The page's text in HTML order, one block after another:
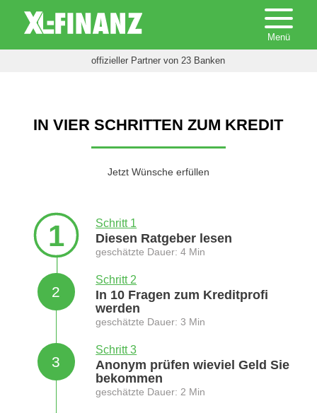
offizieller Partner von 23 Banken
IN VIER SCHRITTEN ZUM KREDIT
Jetzt Wünsche erfüllen
1 Schritt 1
Diesen Ratgeber lesen
geschätzte Dauer: 4 Min
2
Schritt 2
In 10 Fragen zum Kreditprofi
werden
geschätzte Dauer: 3 Min
3
Schritt 3
Anonym prüfen wieviel Geld Sie
bekommen
geschätzte Dauer: 2 Min